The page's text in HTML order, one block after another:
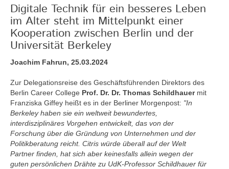
Digitale Technik für ein besseres Leben
im Alter steht im Mittelpunkt einer
Kooperation zwischen Berlin und der
Universität Berkeley
Joachim Fahrun, 25.03.2024
Zur Delegationsreise des Geschäftsführenden Direktors des
Berlin Career College Prof. Dr. Dr. Thomas Schildhauermit
Franziska Giffey heißt es in der Berliner Morgenpost: "In
Berkeley haben sie ein weltweit bewundertes,
interdisziplinäres Vorgehen entwickelt, das von der
Forschung über die Gründung von Unternehmen und der
Politikberatung reicht. Citris würde überall auf der Welt
Partner finden, hat sich aber keinesfalls allein wegen der
guten persönlichen Drähte zu UdK-Professor Schildhauer für